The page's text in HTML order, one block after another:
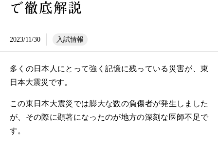
で徹底解説
2023/11/30 入試情報
多くの日本人にとって強く記憶に残っている災害が、東
日本大震災です。
この東日本大震災では膨大な数の負傷者が発生しました
が、その際に顕著になったのが地方の深刻な医師不足で
す。